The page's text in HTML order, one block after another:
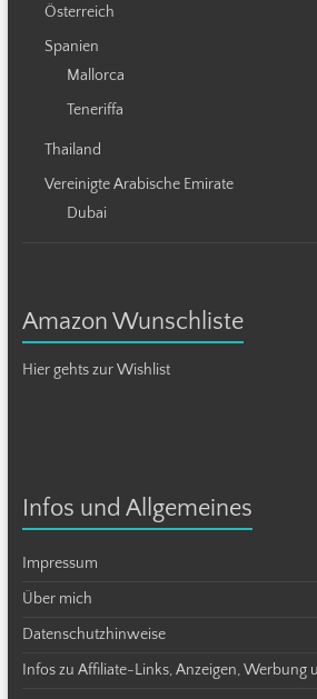
Österreich
Spanien
Mallorca
Teneriffa
Thailand
Vereinigte Arabische Emirate
Dubai
Amazon Wunschliste
Hier gehts zur Wishlist
Infos und Allgemeines
Impressum
Über mich
Datenschutzhinweise
Infos zu Affiliate-Links, Anzeigen, Werbung